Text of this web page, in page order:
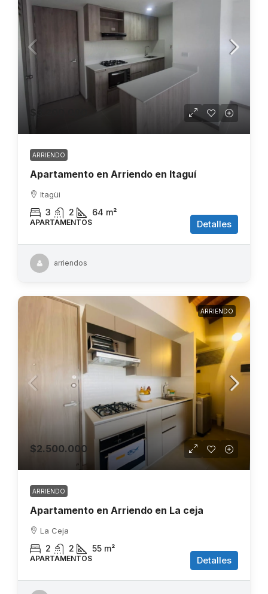
$3.200.000
ARRIENDO
Apartamento en Arriendo en Itaguí
Itagüi
3 2 64 m²
APARTAMENTOS Detalles
arriendos
ARRIENDO
$2.500.000
ARRIENDO
Apartamento en Arriendo en La ceja
La Ceja
2 2 55 m²
APARTAMENTOS Detalles